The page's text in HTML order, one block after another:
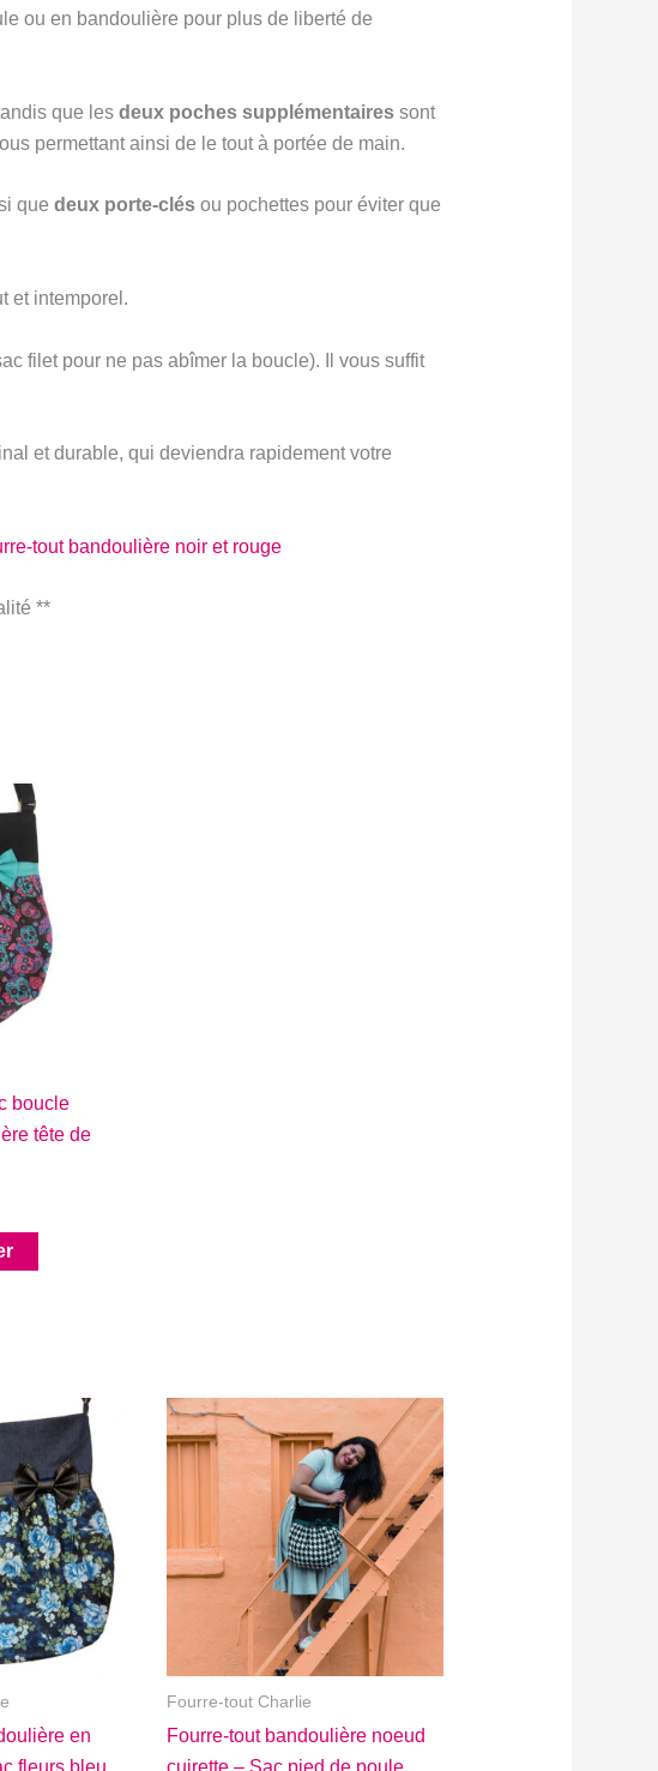
ou en bandoulière pour plus de liberté de
que les deux poches supplémentairessont
permettant ainsi de le tout à portée de main.
que deux porte-clésou pochettes pour éviter que
et intemporel.
filet pour ne pas abîmer la boucle). Il vous suffit
et durable, qui deviendra rapidement votre
tout bandoulière noir et rouge
**
boucle
tête de
en
fleurs bleu,
Fourre-tout Charlie
Fourre-tout bandoulière noeud
cuirette – Sac pied de poule